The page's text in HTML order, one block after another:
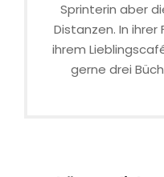
Sprinterin aber
Distanzen. In
ihrem
gerne drei